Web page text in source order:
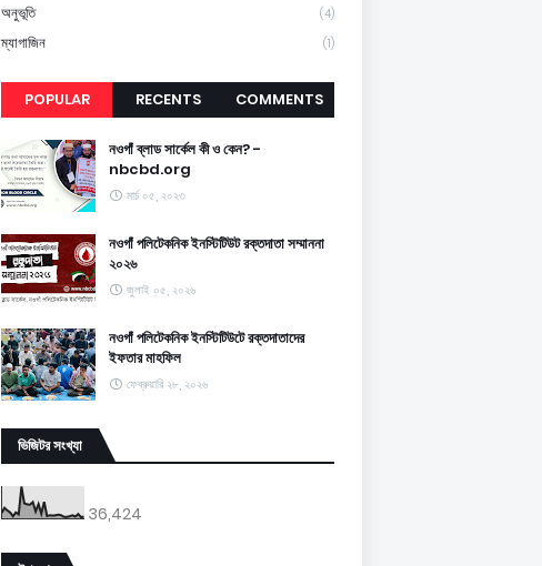
অনুভূতি (4)
ম্যাগাজিন (1)
POPULAR RECENTS COMMENTS
নওগাঁ ব্লাড সার্কেল কী ও কেন? -
nbcbd.org
মার্চ ০৫, ২০২৩
নওগাঁ পলিটেকনিক ইনস্টিটিউট রক্তদাতা সম্মাননা
২০২৬
জুলাই ০৫, ২০২৬
নওগাঁ পলিটেকনিক ইনস্টিটিউটে রক্তদাতাদের
ইফতার মাহফিল
ফেব্রুয়ারি ২৮, ২০২৬
ভিজিটর সংখ্যা
36,424